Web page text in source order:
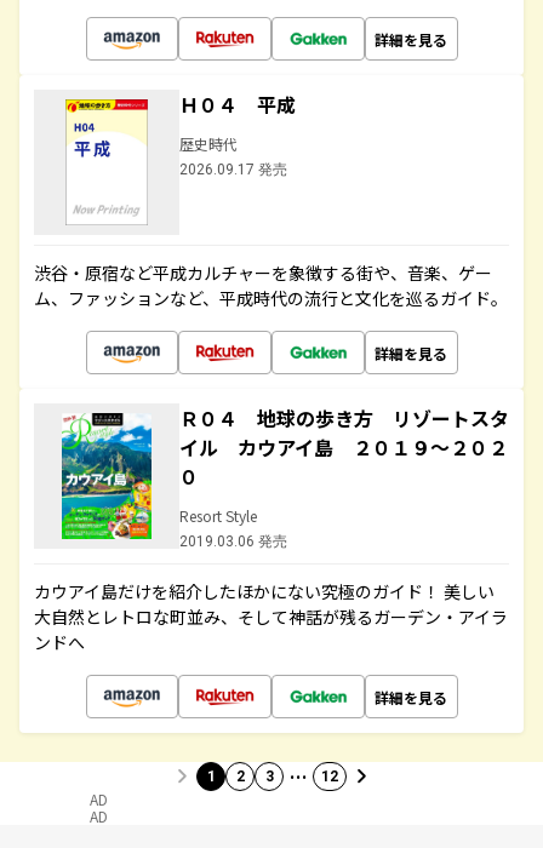
詳細を見る
Ｈ０４ 平成
歴史時代
2026.09.17 発売
渋谷・原宿など平成カルチャーを象徴する街や、音楽、ゲー
ム、ファッションなど、平成時代の流行と文化を巡るガイド。
詳細を見る
Ｒ０４ 地球の歩き方 リゾートスタ
イル カウアイ島 ２０１９～２０２
０
Resort Style
2019.03.06 発売
カウアイ島だけを紹介したほかにない究極のガイド！ 美しい
大自然とレトロな町並み、そして神話が残るガーデン・アイラ
ンドへ
詳細を見る
1 2 3 … 12
AD
AD